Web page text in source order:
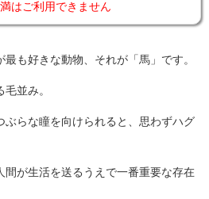
はご利用できません
も好きな動物、それが「馬」です。
並み。
ぶらな瞳を向けられると、思わずハグ
間が生活を送るうえで一番重要な存在